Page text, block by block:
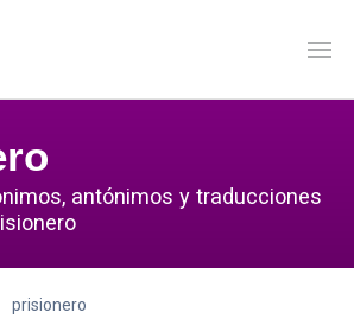
antónimos y traducciones
prisionero